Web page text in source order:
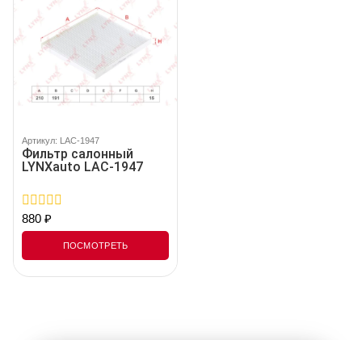
Артикул: LAC-1947
Фильтр салонный
LYNXauto LAC-1947
0
out
5
880 ₽
ПОСМОТРЕТЬ